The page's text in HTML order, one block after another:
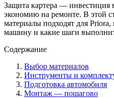
Защита картера — инвестиция
экономию на ремонте. В этой
материалы подходят для
машину и какие шаги
Содержание
Выбор материалов
Инструменты и
Подготовка автомобиля
Монтаж — пошагово